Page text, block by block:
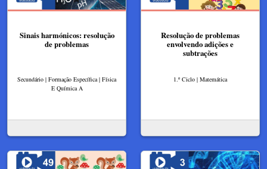
Sinais harmónicos: resolução
de problemas
Secundário | Formação Específica | Física
E Química A
Resolução de problemas
envolvendo adições e
subtrações
1.º Ciclo | Matemática